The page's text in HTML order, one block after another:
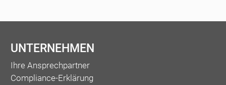
UNTERNEHMEN
Ihre Ansprechpartner
Compliance-Erklärung